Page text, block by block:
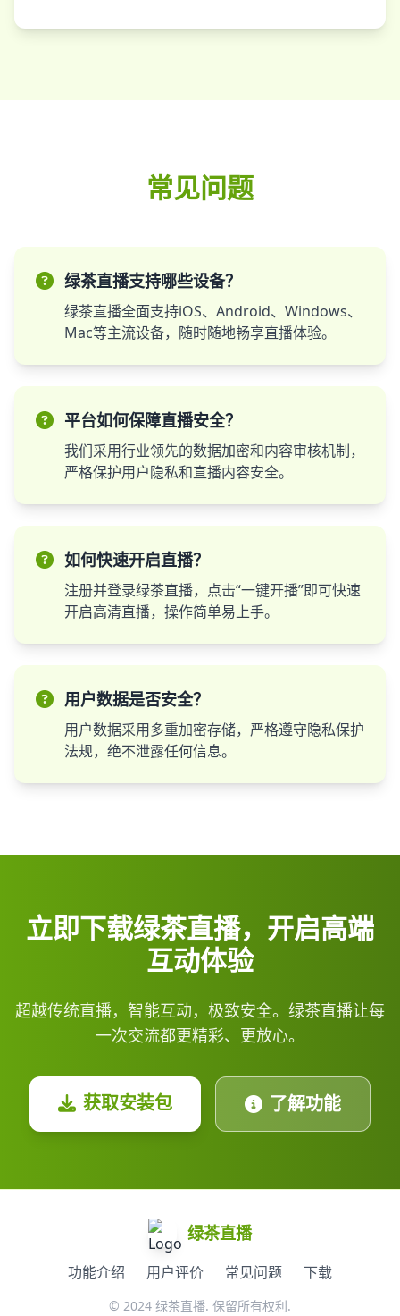
常见问题
绿茶直播支持哪些设备？
绿茶直播全面支持iOS、Android、Windows、
Mac等主流设备，随时随地畅享直播体验。
平台如何保障直播安全？
我们采用行业领先的数据加密和内容审核机制，
严格保护用户隐私和直播内容安全。
如何快速开启直播？
注册并登录绿茶直播，点击“一键开播”即可快速
开启高清直播，操作简单易上手。
用户数据是否安全？
用户数据采用多重加密存储，严格遵守隐私保护
法规，绝不泄露任何信息。
立即下载绿茶直播，开启高端
互动体验
超越传统直播，智能互动，极致安全。绿茶直播让每
一次交流都更精彩、更放心。
获取安装包 了解功能
绿茶直播
功能介绍 用户评价 常见问题 下载
© 2024 绿茶直播. 保留所有权利.